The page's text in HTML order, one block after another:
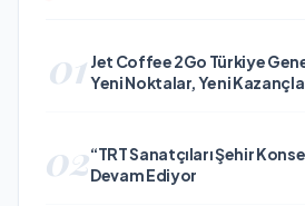
01 Jet Coffee 2Go Türkiye
Yeni Noktalar, Yeni
02“TRT Sanatçıları Şehir
Devam Ediyor